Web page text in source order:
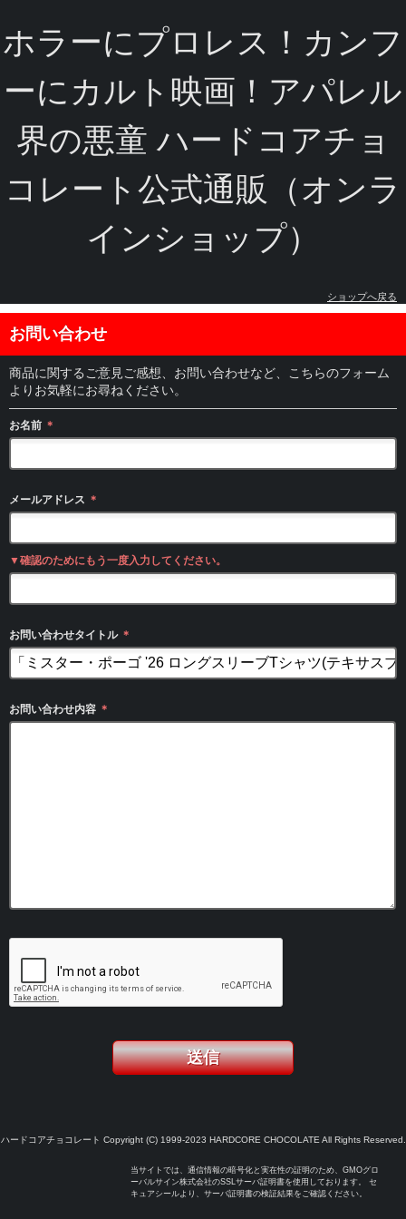
ホラーにプロレス！カンフ
ーにカルト映画！アパレル
界の悪童 ハードコアチョ
コレート公式通販（オンラ
インショップ）
ショップへ戻る
お問い合わせ
商品に関するご意見ご感想、お問い合わせなど、こちらのフォーム
よりお気軽にお尋ねください。
お名前 ＊
メールアドレス ＊
▼確認のためにもう一度入力してください。
お問い合わせタイトル ＊
お問い合わせ内容 ＊
ハードコアチョコレート Copyright (C) 1999-2023 HARDCORE CHOCOLATE All Rights Reserved.
当サイトでは、通信情報の暗号化と実在性の証明のため、GMOグロ
ーバルサイン株式会社のSSLサーバ証明書を使用しております。 セ
キュアシールより、サーバ証明書の検証結果をご確認ください。